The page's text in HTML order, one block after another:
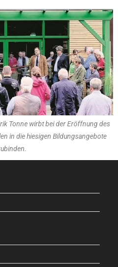
Tonne wirbt bei der Eröffnung des
in die hiesigen Bildungsangebote